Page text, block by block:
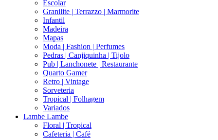
Escolar
Granilite | Terrazzo | Marmorite
Infantil
Madeira
Mapas
Moda | Fashion | Perfumes
Pedras | Canjiquinha | Tijolo
Pub | Lanchonete | Restaurante
Quarto Gamer
Retro | Vintage
Sorveteria
Tropical | Folhagem
Variados
Lambe Lambe
Floral | Tropical
Cafeteria | Café